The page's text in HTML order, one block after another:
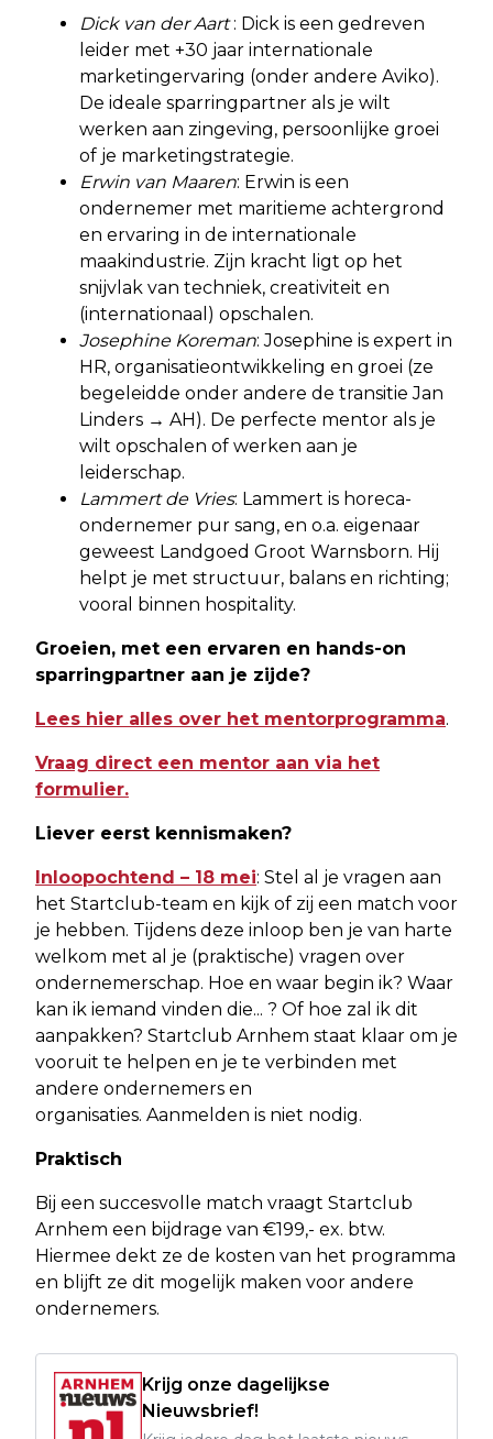
Dick van der Aart: Dick is een gedreven
leider met +30 jaar internationale
marketingervaring (onder andere Aviko).
De ideale sparringpartner als je wilt
werken aan zingeving, persoonlijke groei
of je marketingstrategie.
Erwin van Maaren: Erwin is een
ondernemer met maritieme achtergrond
en ervaring in de internationale
maakindustrie. Zijn kracht ligt op het
snijvlak van techniek, creativiteit en
(internationaal) opschalen.
Josephine Koreman: Josephine is expert in
HR, organisatieontwikkeling en groei (ze
begeleidde onder andere de transitie Jan
Linders → AH). De perfecte mentor als je
wilt opschalen of werken aan je
leiderschap.
Lammert de Vries: Lammert is horeca-
ondernemer pur sang, en o.a. eigenaar
geweest Landgoed Groot Warnsborn. Hij
helpt je met structuur, balans en richting;
vooral binnen hospitality.
Groeien, met een ervaren en hands-on
sparringpartner aan je zijde?
Lees hier alles over het mentorprogramma.
Vraag direct een mentor aan via het
formulier.
Liever eerst kennismaken?
Inloopochtend – 18 mei: Stel al je vragen aan
het Startclub-team en kijk of zij een match voor
je hebben. Tijdens deze inloop ben je van harte
welkom met al je (praktische) vragen over
ondernemerschap. Hoe en waar begin ik? Waar
kan ik iemand vinden die... ? Of hoe zal ik dit
aanpakken? Startclub Arnhem staat klaar om je
vooruit te helpen en je te verbinden met
andere ondernemers en
organisaties. Aanmelden is niet nodig.
Praktisch
Bij een succesvolle match vraagt Startclub
Arnhem een bijdrage van €199,- ex. btw.
Hiermee dekt ze de kosten van het programma
en blijft ze dit mogelijk maken voor andere
ondernemers.
Krijg onze dagelijkse
Nieuwsbrief!